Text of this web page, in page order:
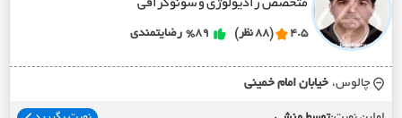
متخصص رادیولوژی و سونوگرافی
4.5 (88 نظر) %89 رضایتمندی
چالوس، خيابان امام خميني